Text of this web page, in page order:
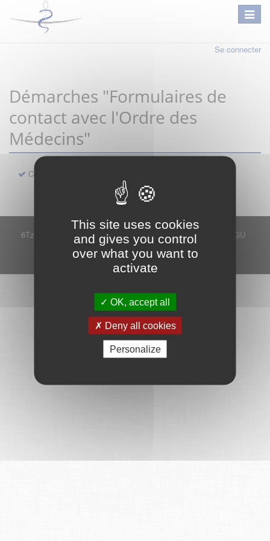
This site uses cookies
and gives you control
over what you want to
activate
OK, accept all
Deny all cookies
Personalize
Se connecter
Démarches "Formulaires de
contact avec l'Ordre des
Médecins"
Contact
6Tzen ©2015 - Tous droits réservés Mentions légales
CGU
Plan du site
FAQ
Contact
Ce service est proposé par6Tzen